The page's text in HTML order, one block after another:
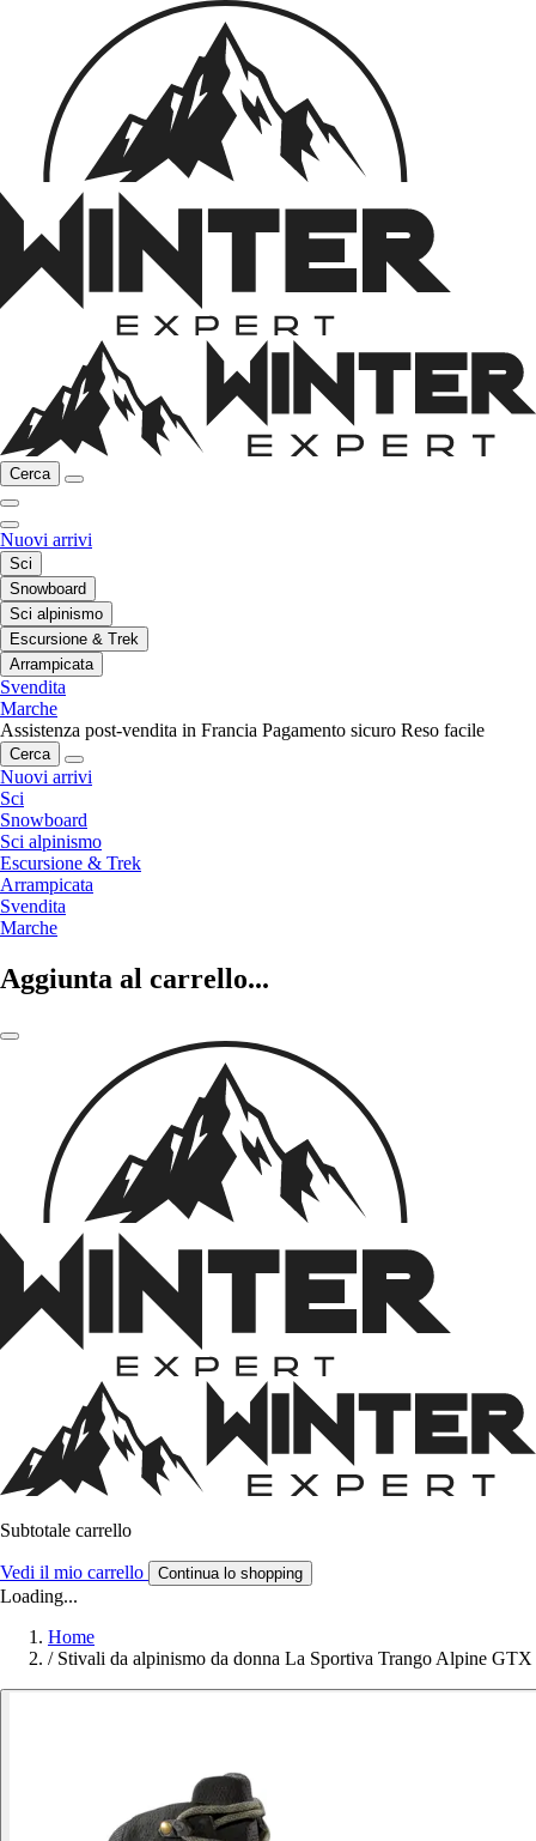
Cerca
Nuovi arrivi
Sci
Snowboard
Sci alpinismo
Escursione & Trek
Arrampicata
Svendita
Marche
Assistenza post-vendita in Francia Pagamento sicuro Reso facile
Cerca
Nuovi arrivi
Sci
Snowboard
Sci alpinismo
Escursione & Trek
Arrampicata
Svendita
Marche
Aggiunta al carrello...
Subtotale carrello
Vedi il mio carrello Continua lo shopping
Loading...
Home
/ Stivali da alpinismo da donna La Sportiva Trango Alpine GTX